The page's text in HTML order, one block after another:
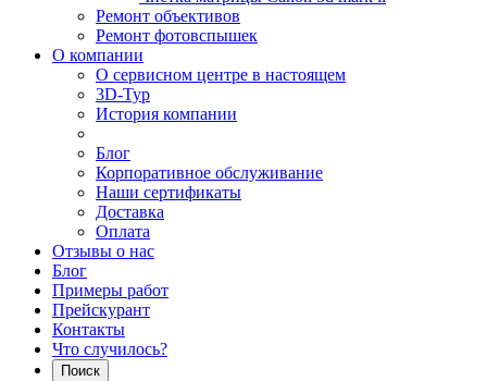
Ремонт объективов
Ремонт фотовспышек
О компании
О сервисном центре в настоящем
3D-Тур
История компании
Блог
Корпоративное обслуживание
Наши сертификаты
Доставка
Оплата
Отзывы о нас
Блог
Примеры работ
Прейскурант
Контакты
Что случилось?
Поиск